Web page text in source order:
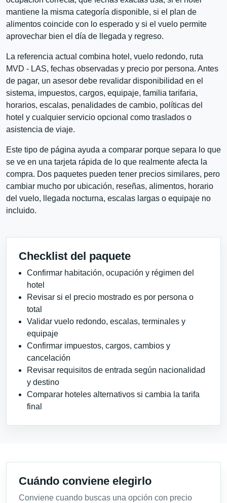
mantiene la misma categoría disponible, si el plan de
alimentos coincide con lo esperado y si el vuelo permite
aprovechar bien el día de llegada y regreso.
La referencia actual combina hotel, vuelo redondo, ruta
MVD - LAS, fechas observadas y precio por persona. Antes
de pagar, un asesor debe revalidar disponibilidad en el
sistema, impuestos, cargos, equipaje, familia tarifaria,
horarios, escalas, penalidades de cambio, políticas del
hotel y cualquier servicio opcional como traslados o
asistencia de viaje.
Este tipo de página ayuda a comparar porque separa lo que
se ve en una tarjeta rápida de lo que realmente afecta la
compra. Dos paquetes pueden tener precios similares, pero
cambiar mucho por ubicación, reseñas, alimentos, horario
del vuelo, llegada nocturna, escalas largas o equipaje no
incluido.
Checklist del paquete
Confirmar habitación, ocupación y régimen del
hotel
Revisar si el precio mostrado es por persona o
total
Validar vuelo redondo, escalas, terminales y
equipaje
Confirmar impuestos, cargos, cambios y
cancelación
Revisar requisitos de entrada según nacionalidad
y destino
Comparar hoteles alternativos si cambia la tarifa
final
Cuándo conviene elegirlo
Conviene cuando buscas una opción con precio